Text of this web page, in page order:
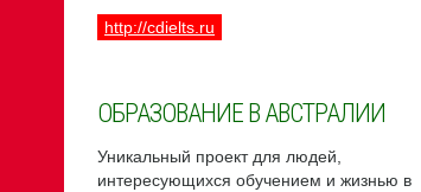
http://cdielts.ru
ОБРАЗОВАНИЕ В АВСТРАЛИИ
Уникальный проект для людей,
интересующихся обучением и жизнью в